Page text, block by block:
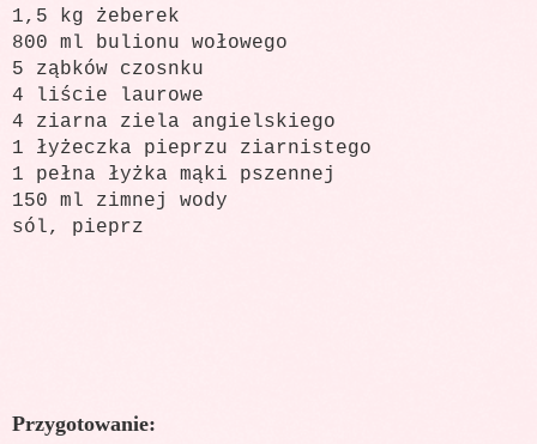
1,5 kg żeberek
800 ml bulionu wołowego
5 ząbków czosnku
4 liście laurowe
4 ziarna ziela angielskiego
1 łyżeczka pieprzu ziarnistego
1 pełna łyżka mąki pszennej
150 ml zimnej wody
sól, pieprz
Przygotowanie: